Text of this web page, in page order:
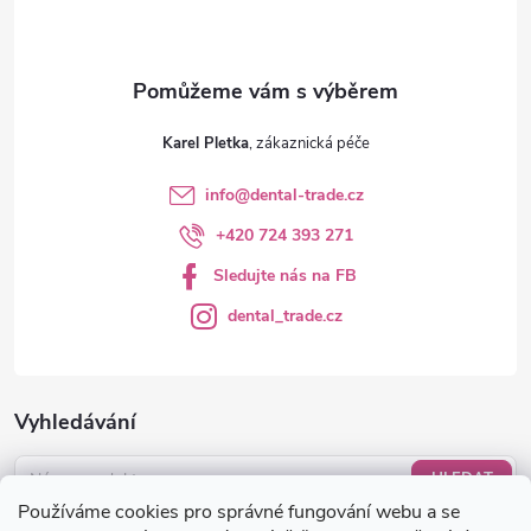
Používáme cookies pro správné fungování webu a se
Vyhledávání
HLEDAT
Karel Pletka
info@dental-trade.cz
+420 724 393 271
Sledujte nás na FB
dental_trade.cz